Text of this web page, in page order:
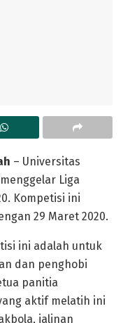
– Universitas
Liga
Kompetisi ini
29 Maret 2020.
ini adalah untuk
dan penghobi
panitia
aktif melatih ini
jalinan